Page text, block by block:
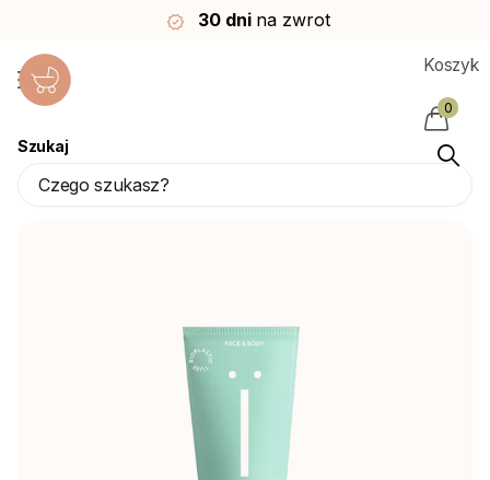
30 dni na zwrot
Szukaj
Koszyk
0
<tc>Naif</tc> Babycream Aftersun 100ml
Naïf